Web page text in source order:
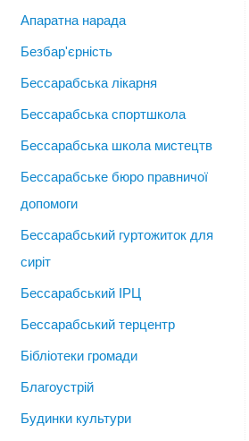
Апаратна нарада
Безбар'єрність
Бессарабська лікарня
Бессарабська спортшкола
Бессарабська школа мистецтв
Бессарабське бюро правничої
допомоги
Бессарабський гуртожиток для
сиріт
Бессарабський ІРЦ
Бессарабський терцентр
Бібліотеки громади
Благоустрій
Будинки культури